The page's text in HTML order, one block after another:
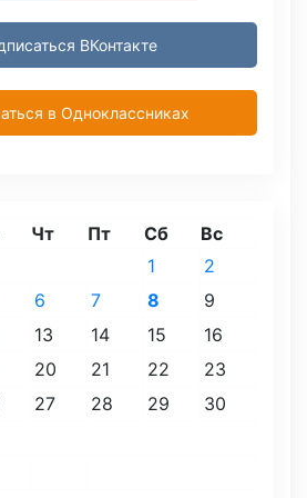
ВКонтакте
в Одноклассниках
Чт Пт Сб Вс
1
2
6 7 8
9
13 14 15
16
20 21 22
23
27 28 29
30